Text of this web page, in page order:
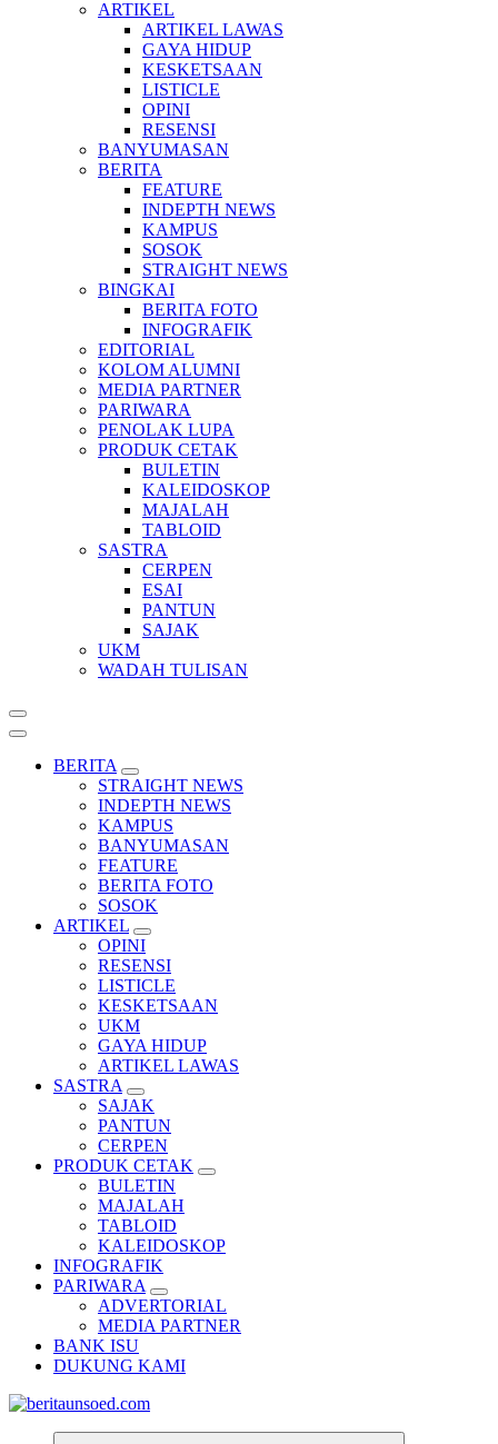
ARTIKEL
ARTIKEL LAWAS
GAYA HIDUP
KESKETSAAN
LISTICLE
OPINI
RESENSI
BANYUMASAN
BERITA
FEATURE
INDEPTH NEWS
KAMPUS
SOSOK
STRAIGHT NEWS
BINGKAI
BERITA FOTO
INFOGRAFIK
EDITORIAL
KOLOM ALUMNI
MEDIA PARTNER
PARIWARA
PENOLAK LUPA
PRODUK CETAK
BULETIN
KALEIDOSKOP
MAJALAH
TABLOID
SASTRA
CERPEN
ESAI
PANTUN
SAJAK
UKM
WADAH TULISAN
BERITA
STRAIGHT NEWS
INDEPTH NEWS
KAMPUS
BANYUMASAN
FEATURE
BERITA FOTO
SOSOK
ARTIKEL
OPINI
RESENSI
LISTICLE
KESKETSAAN
UKM
GAYA HIDUP
ARTIKEL LAWAS
SASTRA
SAJAK
PANTUN
CERPEN
PRODUK CETAK
BULETIN
MAJALAH
TABLOID
KALEIDOSKOP
INFOGRAFIK
PARIWARA
ADVERTORIAL
MEDIA PARTNER
BANK ISU
DUKUNG KAMI